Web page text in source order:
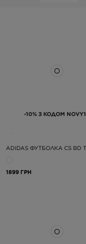
-10% З КОДОМ
ADIDAS ФУТБОЛКА CS BD
1899 ГРН